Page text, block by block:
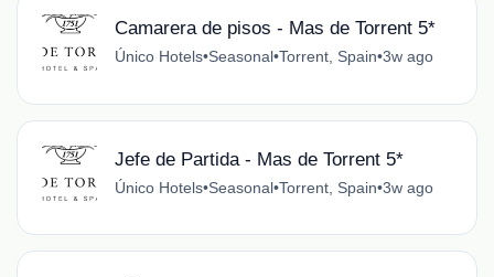
Camarera de pisos - Mas de Torrent 5*
Único Hotels•Seasonal•Torrent, Spain•3w ago
Jefe de Partida - Mas de Torrent 5*
Único Hotels•Seasonal•Torrent, Spain•3w ago